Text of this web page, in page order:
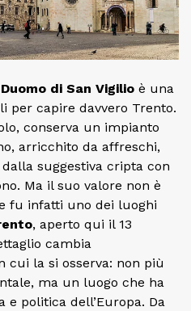
Duomo di San Vigilio è una
per capire davvero Trento.
conserva un impianto
arricchito da affreschi,
suggestiva cripta con
Ma il suo valore non è
fu infatti uno dei luoghi
, aperto qui il 13
cambia
cui la si osserva: non più
ma un luogo che ha
e politica dell’Europa. Da